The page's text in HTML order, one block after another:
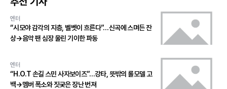
엔터
“시모야 감각의 지층, 벨벳이 흐른다”…신곡에 스며든 잔
상→음악 팬 심장 울린 기이한 파동
엔터
“H.O.T 손길 스민 사자보이즈”…강타, 뜻밖의 롤모델 고
백→멤버 폭소와 짓궂은 장난 번져